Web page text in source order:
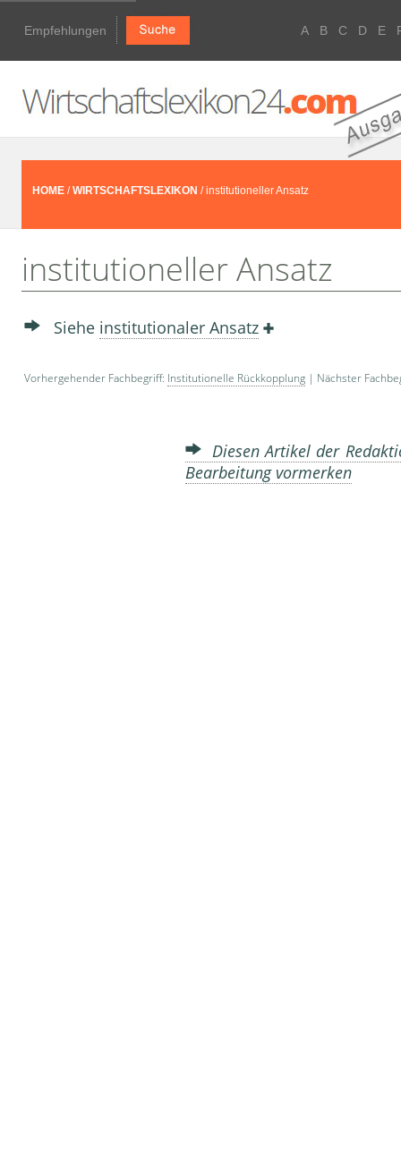
Empfehlungen A B C D E
HOME /WIRTSCHAFTSLEXIKON / institutioneller Ansatz
institutioneller Ansatz
Siehe institutionaler Ansatz
Vorhergehender Fachbegriff: Institutionelle Rückkopplung | Nächster
Diesen Artikel der
Bearbeitung vormerken